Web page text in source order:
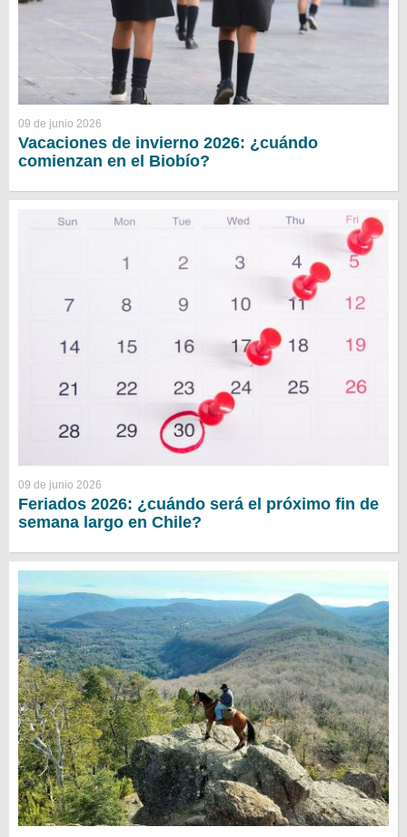
09 de junio 2026
Vacaciones de invierno 2026: ¿cuándo
comienzan en el Biobío?
09 de junio 2026
Feriados 2026: ¿cuándo será el próximo fin de
semana largo en Chile?